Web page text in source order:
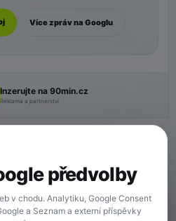
Více zpráv na Googlu
Inzerujte na 90min.cz
Reklama a partnerství
předvolby
v chodu. Analytiku, Google Consent
a Seznam a externí příspěvky